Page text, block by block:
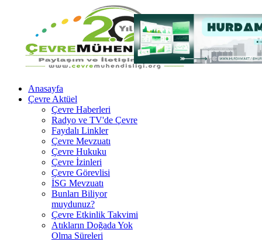
Anasayfa
Çevre Aktüel
Çevre Haberleri
Radyo ve TV'de Çevre
Faydalı Linkler
Çevre Mevzuatı
Çevre Hukuku
Çevre İzinleri
Çevre Görevlisi
İSG Mevzuatı
Bunları Biliyor
muydunuz?
Çevre Etkinlik Takvimi
Atıkların Doğada Yok
Olma Süreleri